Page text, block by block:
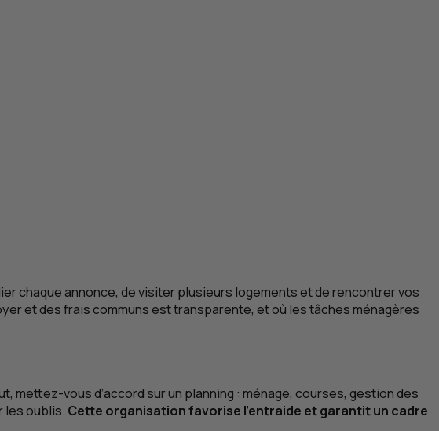
chaque annonce, de visiter plusieurs logements et de rencontrer vos
et des frais communs est transparente, et où les tâches ménagères
mettez-vous d’accord sur un planning : ménage, courses, gestion des
les oublis. Cette organisation favorise l’entraide et garantit un cadre